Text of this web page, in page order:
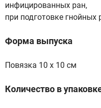
инфицированных ран,
при подготовке гнойных
Форма выпуска
Повязка 10 х 10 см
Количество в